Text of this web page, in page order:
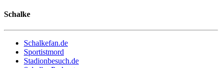
Schalke
Schalkefan.de
Sportistmord
Stadionbesuch.de